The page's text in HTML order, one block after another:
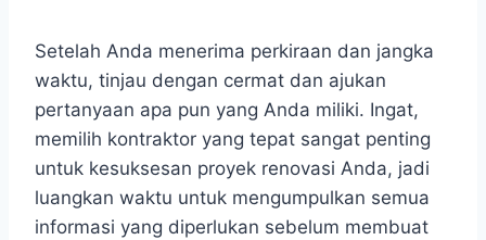
Setelah Anda menerima perkiraan dan jangka
waktu, tinjau dengan cermat dan ajukan
pertanyaan apa pun yang Anda miliki. Ingat,
memilih kontraktor yang tepat sangat penting
untuk kesuksesan proyek renovasi Anda, jadi
luangkan waktu untuk mengumpulkan semua
informasi yang diperlukan sebelum membuat